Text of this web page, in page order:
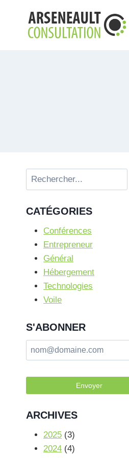
contenu
Rechercher
CATÉGORIES
Conférences
Entrepreneur
Général
Hébergement
Technologies
Voile
S'ABONNER
Envoyer
ARCHIVES
2025 (3)
2024 (4)